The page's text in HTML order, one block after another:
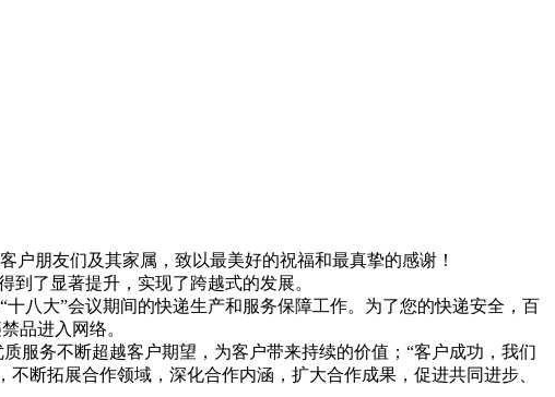
户朋友们及其家属，致以最美好的祝福和最真挚的感谢！
到了显著提升，实现了跨越式的发展。
八大”会议期间的快递生产和服务保障工作。 为了您的快递安全，百
禁品进入网络。
务不断超越客户期望，为客户带来持续的价值；“客户成功，我们
断拓展合作领域，深化合作内涵，扩大合作成果，促进共同进步、